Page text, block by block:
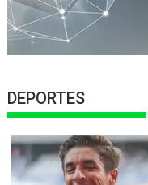
DEPORTES